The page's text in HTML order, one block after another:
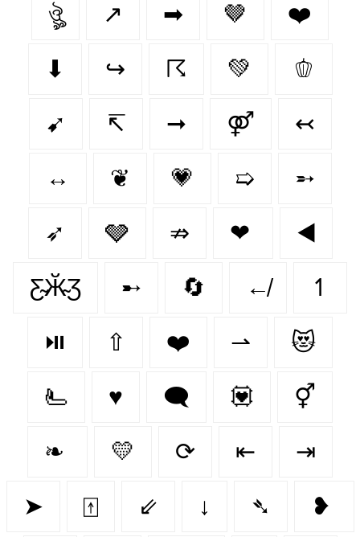
ঔৣ ↗️ ➡ 🤎 ❤️‍
⬇ ↪ ☈ 💚 🫑
➹ ↸ ➞ ⚤ ↢
↔ ❦ 💗 ➯ ➵
➶ 🩶 ⇏ ❤ ◀️
Ƹ̴Ӂ̴Ʒ ➸ 🔄 ↚ ↿
⏯️ ⇧ ❤️ ⇀ 😻
🫷 ♥️ 🗨 💟 ⚥
❧ 💛 ⟳ ⇤ ⇥
➤ ⍐ ⇙ ↓ ➴ ❥